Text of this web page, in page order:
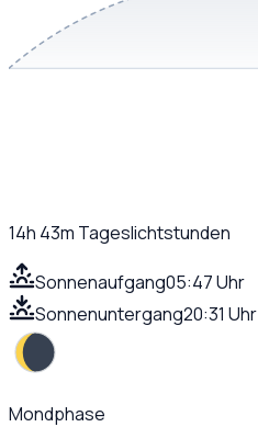
14h 43m Tageslichtstunden
Sonnenaufgang05:47 Uhr
Sonnenuntergang20:31 Uhr
Mondphase